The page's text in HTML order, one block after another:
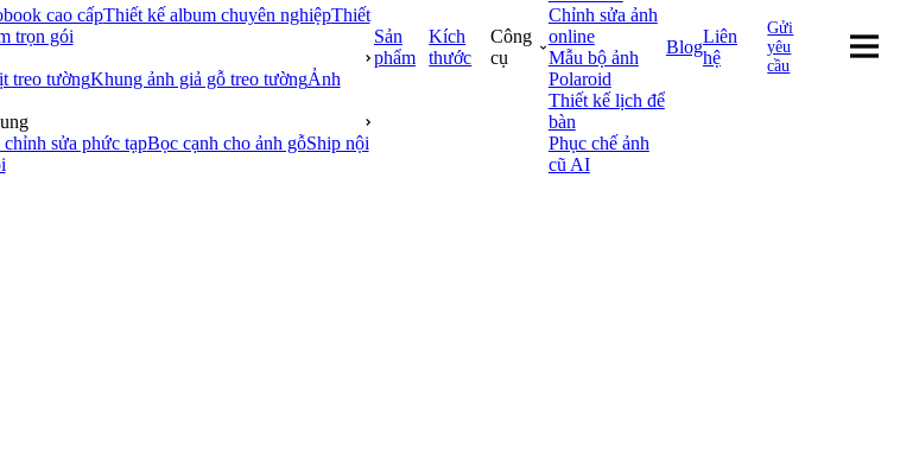
cao cấpThiết kế album chuyên nghiệpThiết
trọn gói
treo tườngKhung ảnh giả gỗ treo tườngẢnh
sửa phức tạpBọc cạnh cho ảnh gỗShip nội
Sản
phẩm
Kích
thước
Công
cụ
Chỉnh sửa ảnh
online
Mẫu bộ ảnh
Polaroid
Thiết kế lịch để
bàn
Phục chế ảnh
cũ AI
Blog
Liên
hệ
Gửi
yêu
cầu